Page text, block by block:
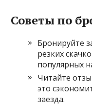
Советы по
Бронируйте
резких
популярных
Читайте
это
заезда.